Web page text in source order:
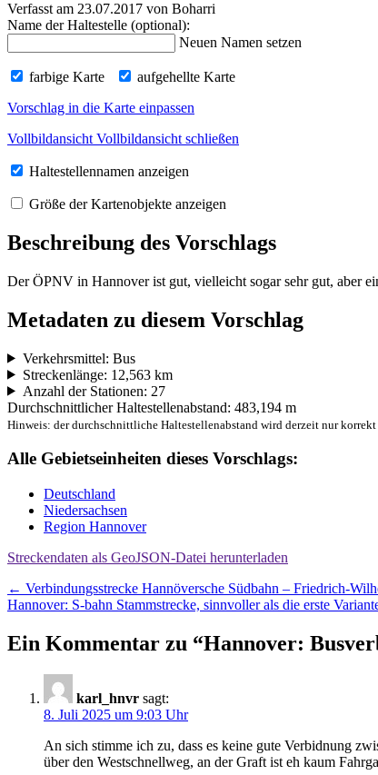
Verfasst am 23.07.2017 von Boharri
Name der Haltestelle (optional):
Neuen Namen setzen
farbige Karte
aufgehellte Karte
Vorschlag in die Karte einpassen
Vollbildansicht Vollbildansicht schließen
Haltestellennamen anzeigen
Größe der Kartenobjekte anzeigen
Beschreibung des Vorschlags
Der ÖPNV in Hannover ist gut, vielleicht sogar sehr gut, aber
Metadaten zu diesem Vorschlag
Verkehrsmittel: Bus
Streckenlänge: 12,563 km
Anzahl der Stationen: 27
Durchschnittlicher Haltestellenabstand: 483,194 m
Hinweis: der durchschnittliche Haltestellenabstand wird derzeit nur
Alle Gebietseinheiten dieses Vorschlags:
Deutschland
Niedersachsen
Region Hannover
Streckendaten als GeoJSON-Datei herunterladen
Beitragsnavigation
← Verbindungsstrecke Hannöversche Südbahn – Friedrich-
Hannover: S-bahn Stammstrecke, sinnvoller als die erste
Ein Kommentar zu “Hannover:
karl_hnvr sagt:
8. Juli 2025 um 9:03 Uhr
An sich stimme ich zu, dass es keine gute Verbidnung
über den Westschnellweg, an der Graft ist eh kaum